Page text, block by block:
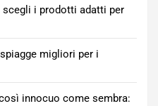
scegli i prodotti adatti per
migliori per i
innocuo come sembra: